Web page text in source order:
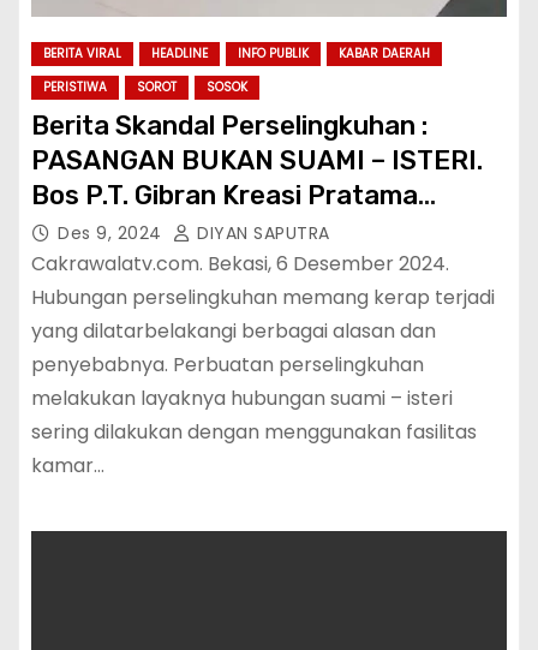
BERITA VIRAL HEADLINE INFO PUBLIK
KABAR DAERAH
PERISTIWA
SOROT SOSOK
Berita Skandal Perselingkuhan :
PASANGAN BUKAN SUAMI – ISTERI.
Bos P.T. Gibran Kreasi Pratama
TERPANTAU WARTAWAN MASUK
HOTEL SAAT JAM KERJA bersama
dengan wanita yang menjadi guru
disalah satu Sekolah Swasta Ternama
di Jakarta.
Des 9, 2024 DIYAN SAPUTRA
Cakrawalatv.com. Bekasi, 6 Desember 2024.
Hubungan perselingkuhan memang kerap terjadi
yang dilatarbelakangi berbagai alasan dan
penyebabnya. Perbuatan perselingkuhan
melakukan layaknya hubungan suami – isteri
sering dilakukan dengan menggunakan fasilitas
kamar…